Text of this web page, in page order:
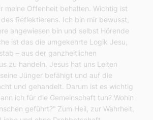
meine Offenheit behalten. Wichtig ist
Reflektierens. Ich bin mir bewusst,
angewiesen bin und selbst Hörende
ist das die umgekehrte Logik Jesu,
– aus der ganzheitlichen
zu handeln. Jesus hat uns Leiten
Jünger befähigt und auf die
und gehandelt. Darum ist es wichtig
ich für die Gemeinschaft tun? Wohin
geführt?“ Zum Heil, zur Wahrheit,